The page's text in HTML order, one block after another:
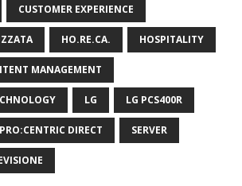
CUSTOMER EXPERIENCE
HO.RE.CA. HOSPITALITY
MANAGEMENT
LG LG PCS400R
PRO:CENTRIC DIRECT SERVER